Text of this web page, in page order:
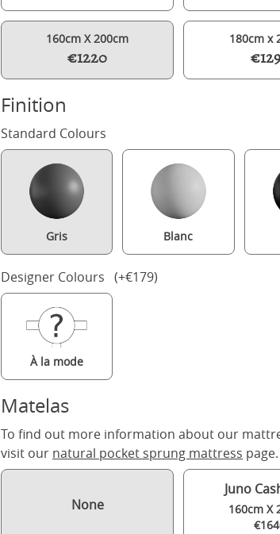
Bronte Slim painted wood bed in grey
160cm X 200cm
€1220
180cm x
Finition
Standard Colours
Gris Blanc
Designer Colours (+€179)
À la mode
Matelas
To find out more information about our
visit our natural pocket sprung mattress page.
None
Juno
160cm X